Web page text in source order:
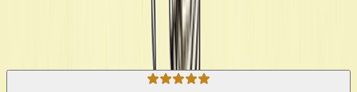
★ 4.9 /5 Βαθμολογία βιβλίου